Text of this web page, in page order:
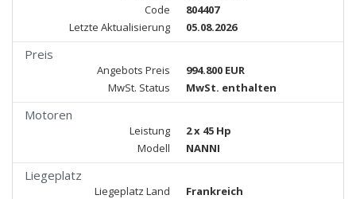
Code
804407
Letzte Aktualisierung
05.08.2026
Preis
Angebots Preis
994.800 EUR
MwSt. Status
MwSt. enthalten
Motoren
Leistung
2 x 45 Hp
Modell
NANNI
Liegeplatz
Liegeplatz Land Frankreich